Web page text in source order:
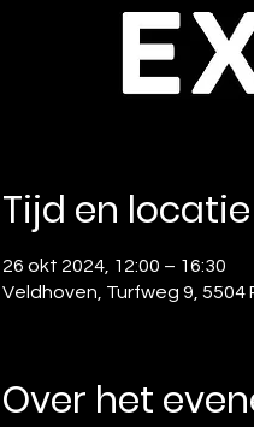
Tijd en locatie
26 okt 2024, 12:00 – 16:30
Veldhoven, Turfweg 9, 5504
Over het